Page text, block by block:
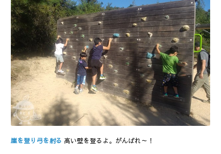
崖を登り弓を射る 高い壁を登るよ。がんばれ～！